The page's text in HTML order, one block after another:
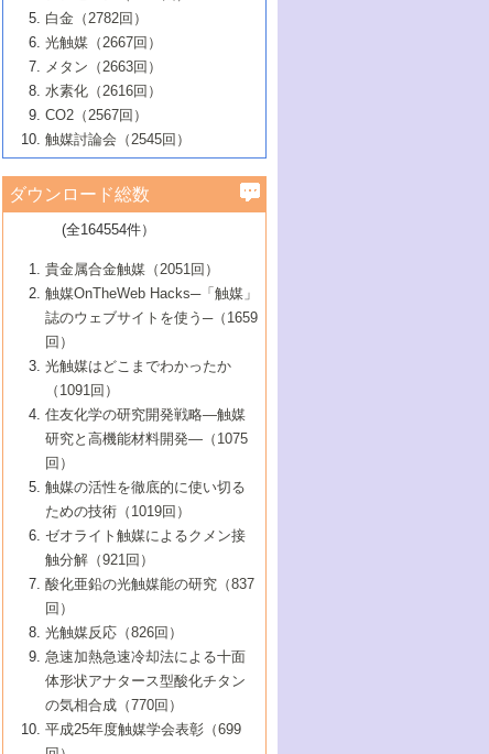
B号 第123回触媒討論会（2019年・大阪
媒技術
B号 第119回触媒討論会（2017年・首都
大学東京）
者たち～（2）
5号 触媒研究の最先端～とびたて若き研究
者たち～（3）
6号 イオニクス材料と燃料電池・電解合成
の最新の研究動向
B号 第117回触媒討論会（2016年・大阪府
立大学）
4号 コアシェル構造の制御による触媒機能
5号 工業触媒およびその周辺技術の最近の
進歩
6号 ナノシート
B号 第115回触媒討論会（2015年・成蹊大
開発動向
4号 人工光合成に向けた近年のアプローチ
5号 未利用熱エネルギーの有効活用に貢献
する触媒技術
6号 ポリオキソメタレート
B号 第113回触媒討論会（2014年・ロワジ
ールホテル豊橋）
3号 天然ガスの化学工業的展開に関する触
媒技術
4号 貴金属触媒の精密構造制御とその活用
5号 バイオマス化成品製造のための固体触
6号 ナノ空間─吸着状態解析から新機能開拓
B号 第111回触媒討論会（2013年・関西大
2号 第109回触媒討論会
3号 貴金属低減技術の最新動向
4号 貴金属代替技術の最新動向
5号 光触媒による物質変換反応の新展開
6号 グラフェン
7号 水素を利用する化成品合成の新潮流
2号 第107回触媒討論会
3号 触媒のその場観察法の進歩（１）
4号 触媒のその場観察法の進歩（２）
5号 不活性結合の触媒的活性化による有機
合成
6号 新しい固体酸触媒技術
7号 ゼオライト合成における最近の進歩
1号 触媒の劣化対策と長寿命触媒開発
2号 第105回触媒討論会
3号 ナノ構造が拓く新機能
4号 活性サイトおよびその環境の精密な設
計による触媒の高機能化
5号 触媒を有効に使うための技術
7号 有機分子触媒による精密有機合成
8号 高機能化ポリオレフィンに向けた重合
触媒の最近の進展
1号 炭素材料－熱い注目を集める材料－
2号 第103回触媒討論会
3号 環境浄化用光触媒の現状と課題
4号 水素社会の実現に向けた水素製造・貯
蔵技術の進歩
5号 CO2が関わる触媒・材料
7号 持続可能社会実現のための触媒および
触媒関連技術
▼50巻（2008年）
1号 触媒化学と学会のこの10年，半世紀，
そして未来
2号 第101回触媒討論会
4号 錯体を利用したユニークな表面構造の
構築と機能
5号 若手会員による触媒研究の未来展望1：
企業編
6号 第102回触媒討論会
7号 触媒・化学反応における計算化学の進
8号 若手研究者による触媒研究の未来展望
2：大学・研究所編
▼49巻（2007年）
1号 含フッ素化合物の合成と触媒
2号 第99回触媒討論会
3号 実用的ファインケミカル合成プロセス
を実現する触媒
5号 こんな物質，あんな物質―新たな触媒
の可能性―
7号 『結晶の化学』を活かした触媒研究
8号 イオン液体の応用
▼48巻（2006年）
1号 固体酸触媒の最近の進歩
2号 第97回触媒討論会
3号 リビング重合触媒の最近の展開
5号 水素製造・貯蔵のための触媒技術の新
しい展開
6号 第98回触媒討論会
7号 基礎化学品製造の触媒技術
8号 多機能型リアクター
1号 最近の触媒担体とその効果
2号 第95回触媒討論会
4号 水分解用光触媒材料
5号 時間分解分光の進歩と応用
6号 第96回触媒討論会
8号 超臨界流体を用いた化学プロセスの新
▼46巻（2004年）
1号 部分酸化反応触媒の最前線
2号 第93回触媒討論会
3号 特殊エネルギー場の触媒反応
4号 生体内における金属の触媒作用
5号 ファインケミカルズの展開に寄与する
6号 第94回触媒討論会
7号 サブナノレベルでみた新しい表面現象
8号 オレフィン重合触媒の新たな展
▼45巻（2003年）
1号 なぜこの触媒が良いのか？
2号 第91回触媒討論会
3号 最近の自動車排ガス処理技術
4号 触媒研究の現状と将来─第90回触媒討論
5号 基礎化学品製造の触媒技術
6号 第92回触媒討論会
7号 基礎化学品製造の触媒技術
8号 資源の循環と触媒技術
▼44巻（2002年）
1号 高次制御された触媒の化学
2号 第89回触媒討論会
3号 触媒を利用した電気化学の新展開
4号 ナノ材料の調製と機能化
5号 こんな触媒が欲しい
6号 第90回触媒討論会
7号 触媒研究と学術雑誌/情報
8号 若い世代からみた触媒化学の現状と未
▼43巻（2001年）
1号 グリーンケミストリーと触媒
2号 第87回触媒討論会特集号
3号 生体触媒とバイオプロセス
4号 水素製造・利用の触媒化学
5号 触媒研究における新しい切り口：コン
ビナトリアルケミストリー
6号 第88回触媒討論会特集号
7号 企業における触媒研究のブレークスル
8号 この材料を触媒として使ってみません
▼42巻（2000年）
1号 触媒反応工学の明日を拓く
2号 第85回触媒討論会
3号 反応ダイナミクス
5号 触媒のおもしろさをどのように伝える
6号 第86回触媒討論会
7号 水素化精製触媒の新しい展開
8号 新しい反応性と機能性を目指した金属
クラスタ-化学
▼41巻（1999年）
1号 孔、穴、あな?-特異な空間とその利用-
2号 第83回触媒討論会
3号 均一系触媒反応最前線
4号 実用炭素材料の新展開
5号 研究の方法論を考える
7号 機能性金属材料と触媒
8号 触媒研究へのNMRの応用と展望
▼40巻（1998年）
進展と21世紀への提言/創立40周年記念・触
媒学会この10年の歩みとこれから/創立40周
2号 第81回触媒討論会
3号 計算機触媒化学へのさそい
4号 触媒劣化の制御と予測
5号 最新の実用プロセスと触媒
6号 第82回触媒討論会
7号 ナノ構造体の化学
8号 あの反応は今
1号 均一系と不均一系触媒反応-その特徴と
接点
2号 第79回触媒討論会
3号 最新NO除去触媒の実用化研究
4号 新しい反応場を目指した触媒調製
5号 反応・分離技術の新しい展開
6号 第80回触媒討論会
8号 AFMでみる世界
▼38巻（1996年）
1号 触媒の構造と触媒作用/C1化学を中心と
する21世紀への触媒
3号 オリンピックメダル:金・銀・銅はどん
な触媒作用を示すか
4号 触媒作用における機能の複合化
5号 未来を拓け！若手研究者
6号 第78回触媒討論会
7号 ダイナミックな領域への触媒研究の展
開/C1化学を中心とする21世紀への触媒
▼37巻（1995年）
1号 ファインケミカルズと固体触媒
2号 第75回触媒討論会
3号 希土類を利用した触媒
4号 触媒とリサイクル
5号 エネルギー変換触媒
6号 第76回触媒討論会
7号 表面吸着相の新しい展開
8号 マイクロポーラス・クリスタル触媒の
▼36巻（1994年）
1号 電気化学と触媒
2号 第73回触媒討論会
3号 C4化学の展開
4号 《通常号》
5号 《通常号》
6号 第74回触媒討論会
▼35巻（1993年）
1号 工業触媒開発マニュアル―探索から工
業化まで
2号 第71回触媒討論会
3号 研究開発のうらおもて―着想と展開
4号 触媒劣化と寿命の予測
5号 環境に優しい触媒
▼34巻（1992年）
1号 インパクトを与えたこの研究
2号 第69回触媒討論会
3号 ケミカルズ合成触媒―新しい展開と応
▼33巻（1991年）
1号 触媒プロセス開発マニュアル―探索か
ら工業化まで，知っておきたいこと PartII
2号 第67回触媒討論会
▼32巻（1990年）
1号 21世紀に向けて触媒研究の飛躍をめざ
す―触媒化学の裾野を広げよう
2号 第65回触媒討論会
▼31巻（1989年）
1号 情報科学と反応設計・材料設計
▼30巻（1988年）
白金（2782回）
光触媒（2667回）
メタン（2663回）
水素化（2616回）
CO2（2567回）
触媒討論会（2545回）
ダウンロード総数
(全164554件）
貴金属合金触媒（2051回）
触媒OnTheWeb Hacks─「触媒」
誌のウェブサイトを使う─（1659
回）
光触媒はどこまでわかったか
（1091回）
住友化学の研究開発戦略―触媒
研究と高機能材料開発―（1075
回）
触媒の活性を徹底的に使い切る
ための技術（1019回）
ゼオライト触媒によるクメン接
触分解（921回）
酸化亜鉛の光触媒能の研究（837
回）
光触媒反応（826回）
急速加熱急速冷却法による十面
体形状アナタース型酸化チタン
の気相合成（770回）
平成25年度触媒学会表彰（699